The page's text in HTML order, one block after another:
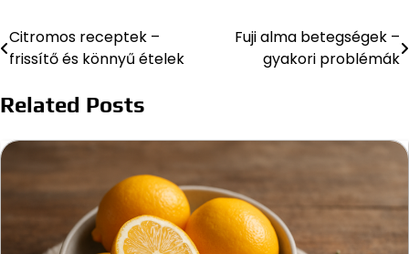
Bejegyzés
Citromos receptek –
frissítő és könnyű ételek
Fuji alma betegségek –
gyakori problémák
Related Posts